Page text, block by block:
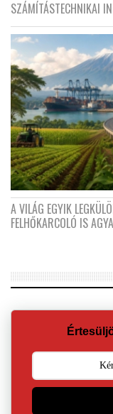
SZÁMÍTÁSTECHNIKAI
A VILÁG EGYIK
FELHŐKARCOLÓ IS